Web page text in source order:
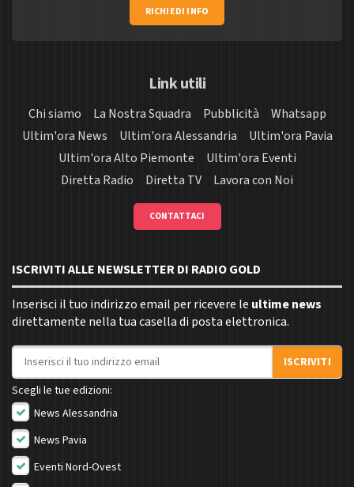
RICHIEDI INFO
Link utili
Chi siamo La Nostra Squadra Pubblicità
Whatsapp
Ultim'ora News
Ultim'ora Alessandria
Ultim'ora Pavia
Ultim'ora Alto Piemonte
Ultim'ora Eventi
Diretta Radio
Diretta TV Lavora con Noi
CONTATTACI
ISCRIVITI ALLE NEWSLETTER DI RADIO GOLD
Inserisci il tuo indirizzo email per ricevere le ultime news
direttamente nella tua casella di posta elettronica.
Indirizzo email
ISCRIVITI
Scegli le tue edizioni:
News Alessandria
News Pavia
Eventi Nord-Ovest